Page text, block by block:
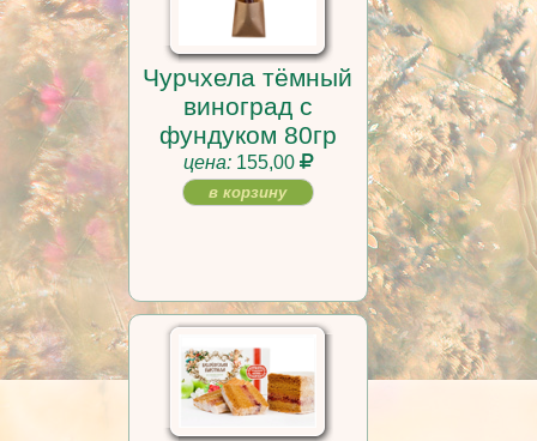
Чурчхела тёмный
виноград с
фундуком 80гр
цена:155,00
в корзину